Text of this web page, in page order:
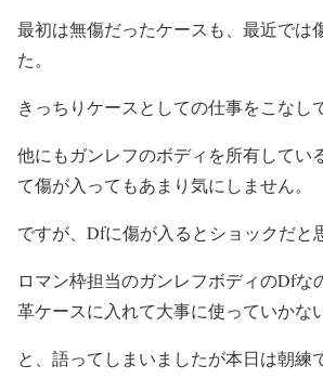
最初は無傷だったケースも、最近では
た。
きっちりケースとしての仕事をこなし
他にもガンレフのボディを所有してい
て傷が入ってもあまり気にしません。
ですが、Dfに傷が入るとショックだと
ロマン枠担当のガンレフボディのDfな
革ケースに入れて大事に使っていかな
と、語ってしまいましたが本日は朝練